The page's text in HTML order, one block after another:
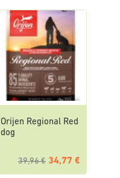
Orijen Regional Red
dog
39,96 € 34,77 €